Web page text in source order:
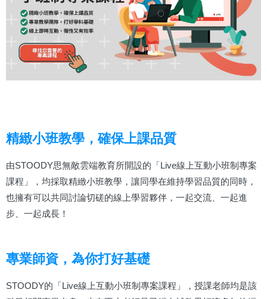
精緻小班教學，確保上課品質
由STOODY思無敵雲端教育所開設的「Live線上互動小班制專案
課程」，均採取精緻小班教學，讓同學在維持學習品質的同時，
也擁有可以共同討論切磋的線上學習夥伴，一起交流、一起進
步、一起成長！
專業師資，為你打好基礎
STOODY的「Live線上互動小班制專案課程」，授課老師均是該